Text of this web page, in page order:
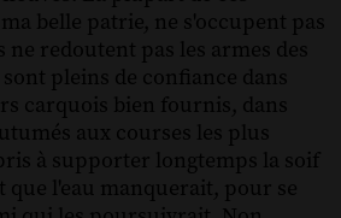
belle patrie, ne s'occupent pas
ne redoutent pas les armes des
pleins de confiance dans
carquois bien fournis, dans
aux courses les plus
à supporter longtemps la soif
que l'eau manquerait, pour se